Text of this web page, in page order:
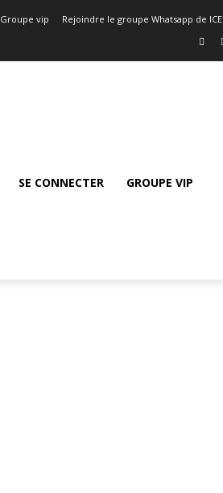
Groupe vip Rejoindre le groupe Whatsapp de ICE
SE CONNECTER GROUPE VIP